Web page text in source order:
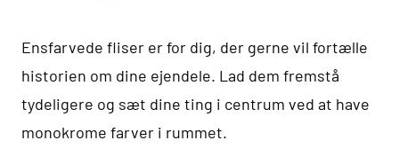
Ensfarvede fliser er for dig, der gerne vil fortælle
historien om dine ejendele. Lad dem fremstå
tydeligere og sæt dine ting i centrum ved at have
monokrome farver i rummet.